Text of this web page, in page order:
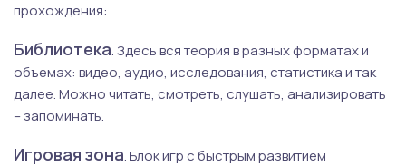
прохождения:
Библиотека. Здесь вся теория в разных форматах и
объемах: видео, аудио, исследования, статистика и так
далее. Можно читать, смотреть, слушать, анализировать
– запоминать.
Игровая зона. Блок игр с быстрым развитием